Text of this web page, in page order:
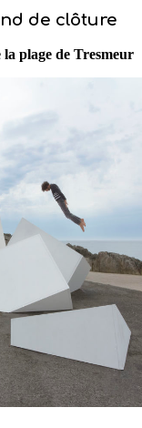
de clôture
plage de Tresmeur